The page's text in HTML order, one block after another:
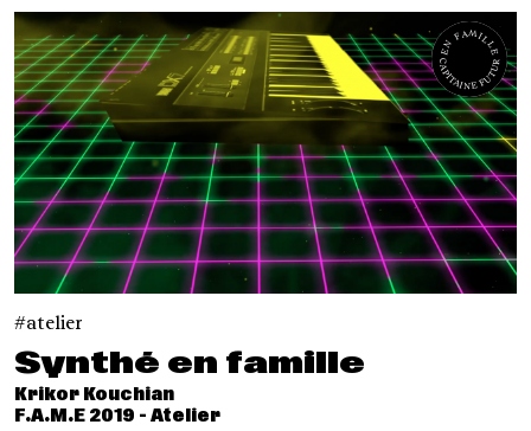
EN FAMILLE
CAPITAINE FUTUR
atelier
Synthé en famille
Krikor Kouchian
F.A.M.E 2019 - Atelier